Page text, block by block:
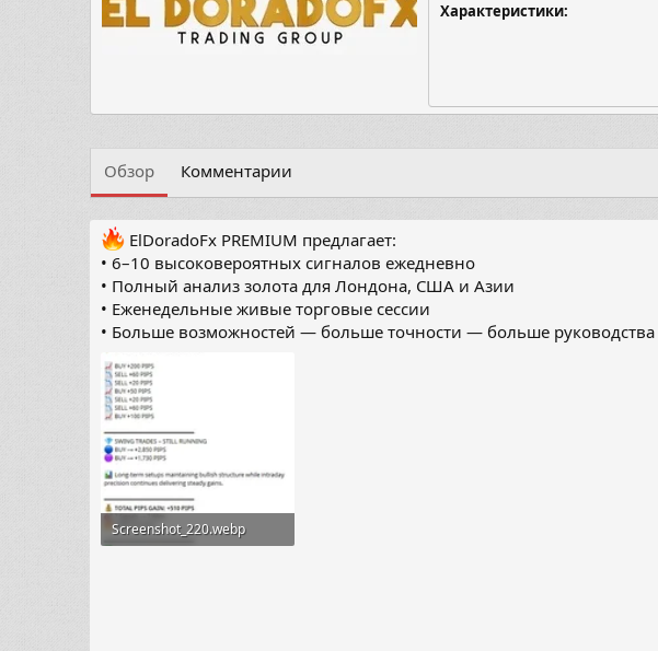
Характеристики
Обзор Комментарии
ElDoradoFx PREMIUM предлагает:
• 6–10 высоковероятных сигналов ежедневно
• Полный анализ золота для Лондона, США и Азии
• Еженедельные живые торговые сессии
• Больше возможностей — больше точности — больше руководства
Screenshot_220.webp